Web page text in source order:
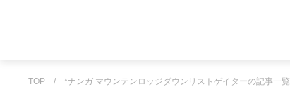
TOP / *ナンガ マウンテンロッジダウンリストゲイターの記事一覧